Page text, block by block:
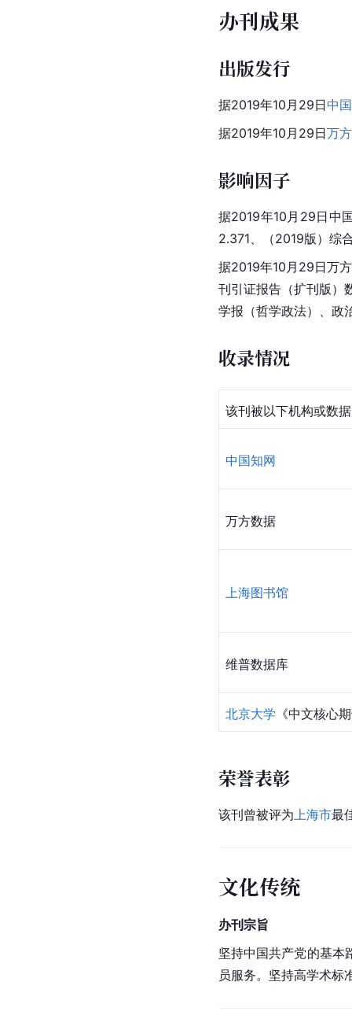
办刊成果
出版发行
据2019年10月29日中
据2019年10月29日万
影响因子
据2019年10月29日中
2.371、（2019版）综
据2019年10月29日万
刊引证报告（扩刊版）
学报（哲学政法）、政
收录情况
该刊被以下机构或数
中国知网
万方数据
上海图书馆
维普数据库
北京大学 《中文核心
荣誉表彰
该刊曾被评为 上海市最
文化传统
办刊宗旨
坚持中国共产党的基本
员服务。坚持高学术标